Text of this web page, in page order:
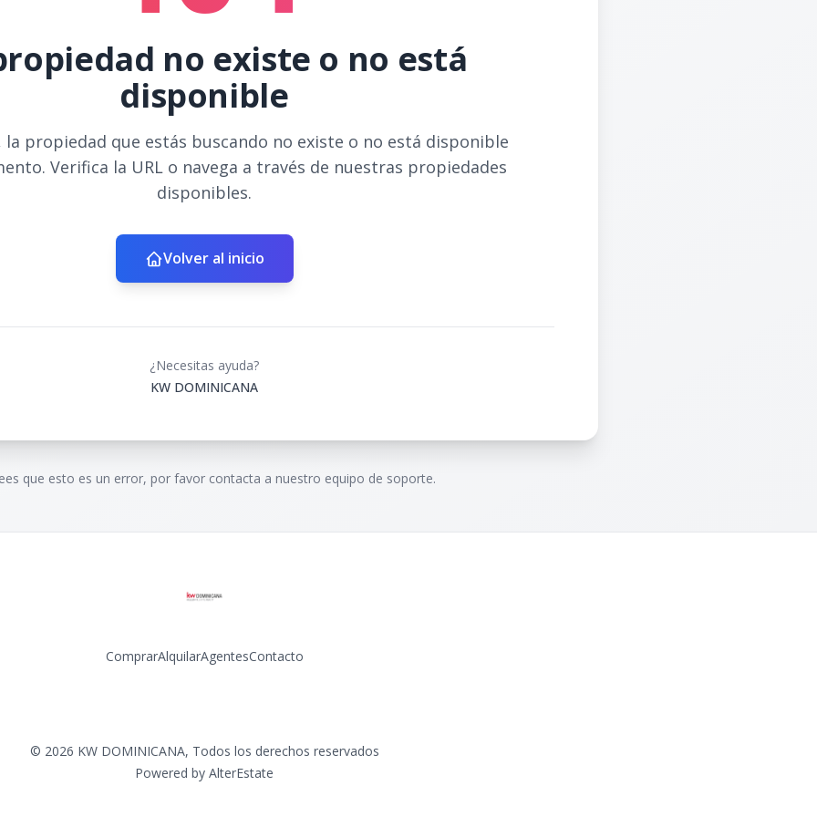
no existe o no está
disponible
propiedad que estás buscando no existe o no está disponible
Verifica la URL o navega a través de nuestras propiedades
disponibles.
Volver al inicio
¿Necesitas ayuda?
KW DOMINICANA
que esto es un error, por favor contacta a nuestro equipo de soporte.
ComprarAlquilarAgentesContacto
© 2026 KW DOMINICANA, Todos los derechos reservados
Powered by AlterEstate